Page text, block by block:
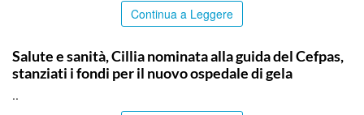
Continua a Leggere
Salute e sanità, Cillia nominata alla guida del Cefpas,
stanziati i fondi per il nuovo ospedale di gela
..